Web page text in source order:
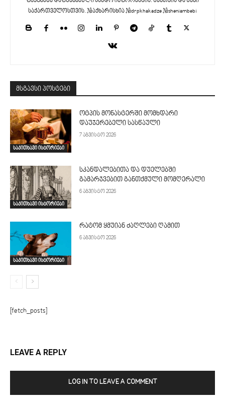
საქართველოსთვის. #აქხარისხია #drpkhakadze #sheniambebi
მსგავსი პოსტები
საკითხავი ისტორიები
ოტპის მონასტერში მომხდარი
დაუჯერებელი სასწაული
7 აგვისტო 2026
საკითხავი ისტორიები
სკანდალებითა და დუელებში
გამარჯვებით განთქმული მომღერალი
6 აგვისტო 2026
საკითხავი ისტორიები
რატომ ყმუიან ძაღლები ღამით
6 აგვისტო 2026
[fetch_posts]
LEAVE A REPLY
LOG IN TO LEAVE A COMMENT